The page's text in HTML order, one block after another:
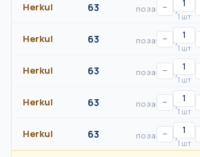
Herkul 63 по запросу
−
1 шт
Herkul 63 по запросу
−
1 шт
Herkul 63 по запросу
−
1 шт
Herkul 63 по запросу
−
1 шт
Herkul 63 по запросу
−
1 шт